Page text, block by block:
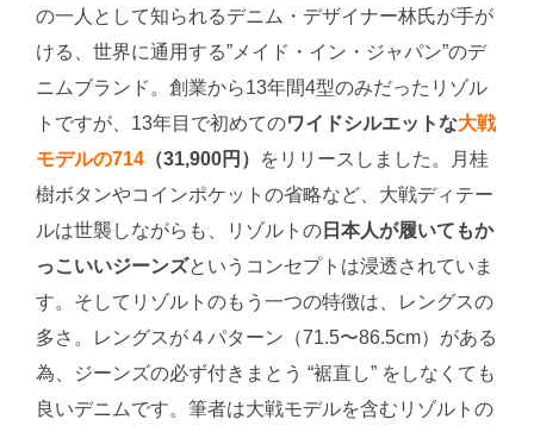
の一人として知られるデニム・デザイナー林氏が手が
ける、世界に通用する”メイド・イン・ジャパン”のデ
ニムブランド。創業から13年間4型のみだったリゾル
トですが、13年目で初めてのワイドシルエットな大戦
モデルの714 （31,900円）
をリリースしました。月桂
樹ボタンやコインポケットの省略など、大戦ディテー
ルは世襲しながらも、リゾルトの 日本人が履いてもか
っこいいジーンズというコンセプトは浸透されていま
す。そしてリゾルトのもう一つの特徴は、レングスの
多さ。レングスが４パターン（71.5〜86.5cm）がある
為、ジーンズの必ず付きまとう “裾直し” をしなくても
良いデニムです。筆者は大戦モデルを含むリゾルトの